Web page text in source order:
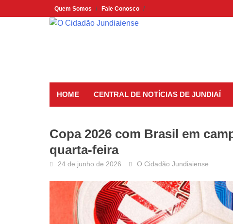
to
Quem Somos Fale Conosco
HOME CENTRAL DE NOTÍCIAS DE JUNDIAÍ
Copa 2026 com Brasil em
quarta-feira
24 de junho de 2026 O Cidadão Jundiaiense